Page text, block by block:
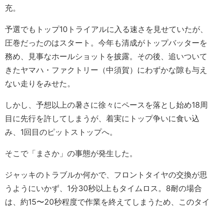
充。
予選でもトップ10トライアルに入る速さを見せていたが、
圧巻だったのはスタート。今年も清成がトップバッターを
務め、見事なホールショットを披露。その後、追いついて
きたヤマハ・ファクトリー（中須賀）にわずかな隙も与え
ない走りをみせた。
しかし、予想以上の暑さに徐々にペースを落とし始め18周
目に先行を許してしまうが、着実にトップ争いに食い込
み、1回目のピットストップへ。
そこで「まさか」の事態が発生した。
ジャッキのトラブルか何かで、フロントタイヤの交換が思
うようにいかず、1分30秒以上もタイムロス。8耐の場合
は、約15〜20秒程度で作業を終えてしまうため、このタイ